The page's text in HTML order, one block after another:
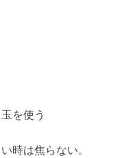
を使う
時は焦らない。